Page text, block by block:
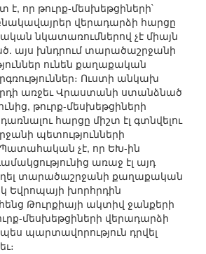
է, որ թուրք-մեսխեթցիների`
վերադարձի հարցը
նկատառումներով չէ միայն
այս խնդրում տարածաշրջանի
ունեն քաղաքական
Ուստի անկախ
առջեւ Վրաստանի ստանձնած
թուրք-մեսխեթցիների
հարցը միշտ էլ գտնվելու
պետությունների
չէ, որ ԵԽ-ին
առաջ էլ այդ
տարածաշրջանի քաղաքական
Եվրոպայի խորհրդին
Թուրքիայի ակտիվ ջանքերի
մեսխեթցիների վերադարձի
պարտավորություն դրվել